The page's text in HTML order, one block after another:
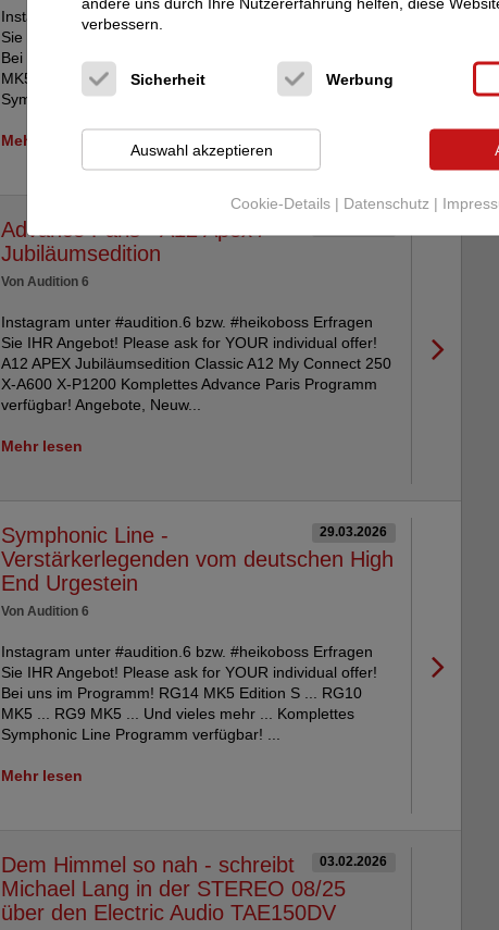
Instagram unter #audition.6 bzw. #heikoboss Erfragen
Sie IHR Angebot! Please ask for YOUR individual offer!
Bei uns im Programm! RG14 MK5 Edition S ... RG10
MK5 ... RG9 MK5 ... Und vieles mehr ... Komplettes
Symphonic Line Programm verfügbar! ...
Mehr lesen
Advance Paris - A12 Apex /
Jubiläumsedition
Von Audition 6
Instagram unter #audition.6 bzw. #heikoboss Erfragen
Sie IHR Angebot! Please ask for YOUR individual offer!
A12 APEX Jubiläumsedition Classic A12 My Connect 250
X-A600 X-P1200 Komplettes Advance Paris Programm
verfügbar! Angebote, Neuw...
Mehr lesen
29.03.2026
Symphonic Line -
Verstärkerlegenden vom deutschen High
End Urgestein
Von Audition 6
Instagram unter #audition.6 bzw. #heikoboss Erfragen
Sie IHR Angebot! Please ask for YOUR individual offer!
Bei uns im Programm! RG14 MK5 Edition S ... RG10
MK5 ... RG9 MK5 ... Und vieles mehr ... Komplettes
Symphonic Line Programm verfügbar! ...
Mehr lesen
03.02.2026
Dem Himmel so nah - schreibt
Michael Lang in der STEREO 08/25
über den Electric Audio TAE150DV
verbessern.
Cookie-Details | Datenschutz |
Sicherheit Werbung
Auswahl akzeptieren